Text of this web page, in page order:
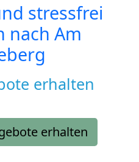
stressfrei
nach Am
erhalten
erhalten